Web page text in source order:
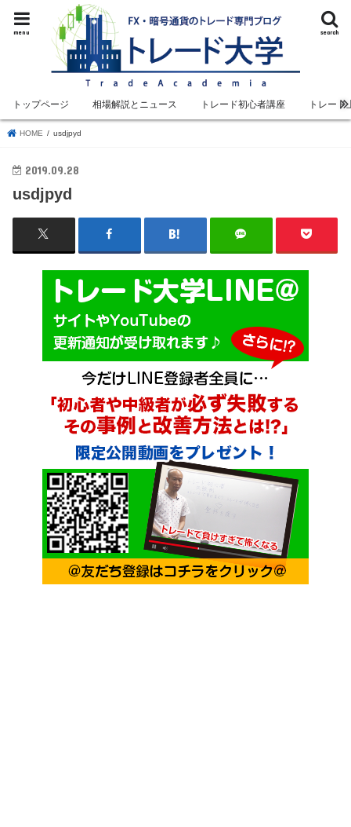
search
menu
トップページ 相場解説とニュース トレード初心者講座 トレード
HOME usdjpyd
2019.09.28
usdjpyd